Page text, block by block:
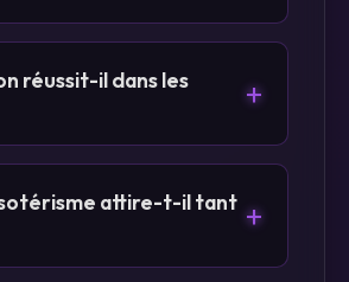
réussit-il dans les
+
attire-t-il tant +